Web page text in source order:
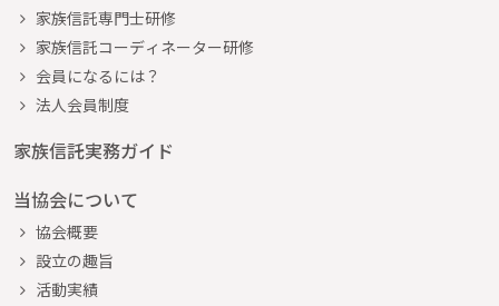
家族信託専門士研修
家族信託コーディネーター研修
会員になるには？
法人会員制度
家族信託実務ガイド
当協会について
協会概要
設立の趣旨
活動実績